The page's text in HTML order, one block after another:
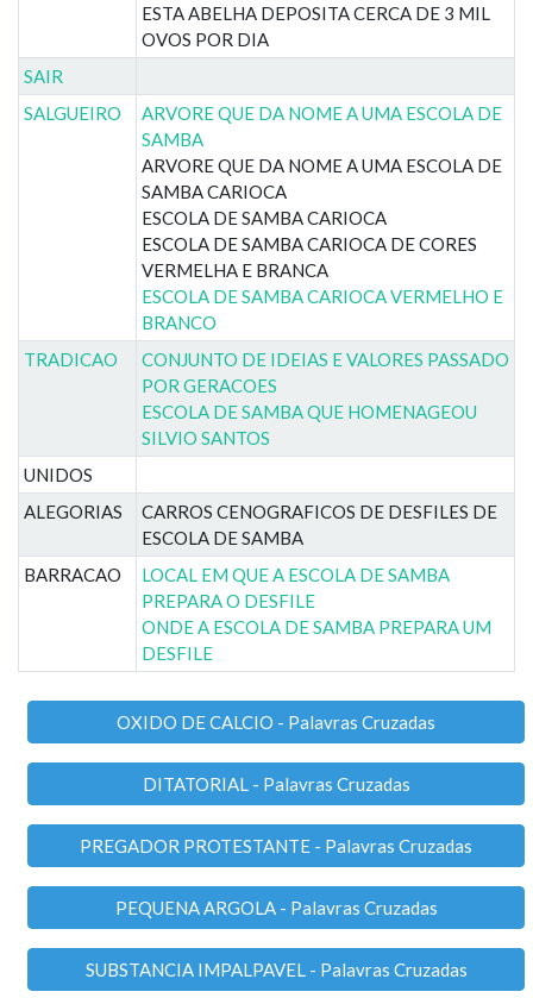
ESTA ABELHA DEPOSITA CERCA DE 3 MIL
OVOS POR DIA
SAIR
SALGUEIRO
ARVORE QUE DA NOME A UMA ESCOLA DE
SAMBA
ARVORE QUE DA NOME A UMA ESCOLA DE
SAMBA CARIOCA
ESCOLA DE SAMBA CARIOCA
ESCOLA DE SAMBA CARIOCA DE CORES
VERMELHA E BRANCA
ESCOLA DE SAMBA CARIOCA VERMELHO E
BRANCO
TRADICAO
CONJUNTO DE IDEIAS E VALORES PASSADO
POR GERACOES
ESCOLA DE SAMBA QUE HOMENAGEOU
SILVIO SANTOS
UNIDOS
ALEGORIAS
CARROS CENOGRAFICOS DE DESFILES DE
ESCOLA DE SAMBA
BARRACAO
LOCAL EM QUE A ESCOLA DE SAMBA
PREPARA O DESFILE
ONDE A ESCOLA DE SAMBA PREPARA UM
DESFILE
OXIDO DE CALCIO - Palavras Cruzadas
DITATORIAL - Palavras Cruzadas
PREGADOR PROTESTANTE - Palavras Cruzadas
PEQUENA ARGOLA - Palavras Cruzadas
SUBSTANCIA IMPALPAVEL - Palavras Cruzadas